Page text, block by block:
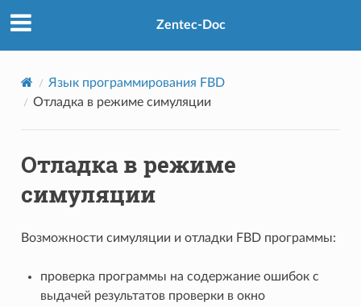
Zentec-Doc
Язык программирования FBD
Отладка в режиме симуляции
Отладка в режиме
симуляции
Возможности симуляции и отладки FBD программы:
проверка программы на содержание ошибок с
выдачей результатов проверки в окно